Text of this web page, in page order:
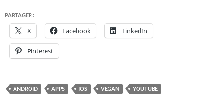
PARTAGER :
X Facebook LinkedIn
Pinterest
ANDROID APPS IOS VEGAN YOUTUBE